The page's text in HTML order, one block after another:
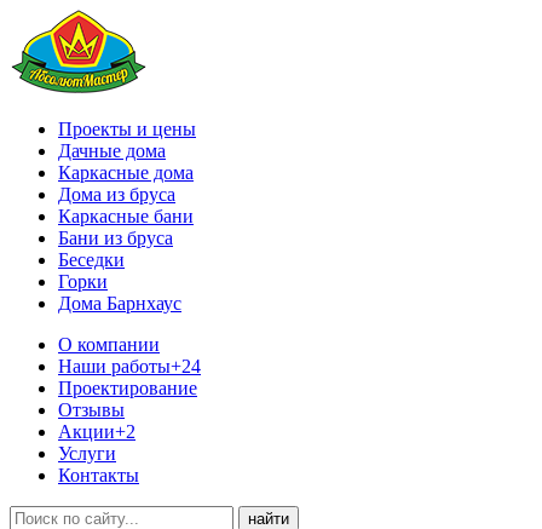
Проекты и цены
Дачные дома
Каркасные дома
Дома из бруса
Каркасные бани
Бани из бруса
Беседки
Горки
Дома Барнхаус
О компании
Наши работы+24
Проектирование
Отзывы
Акции+2
Услуги
Контакты